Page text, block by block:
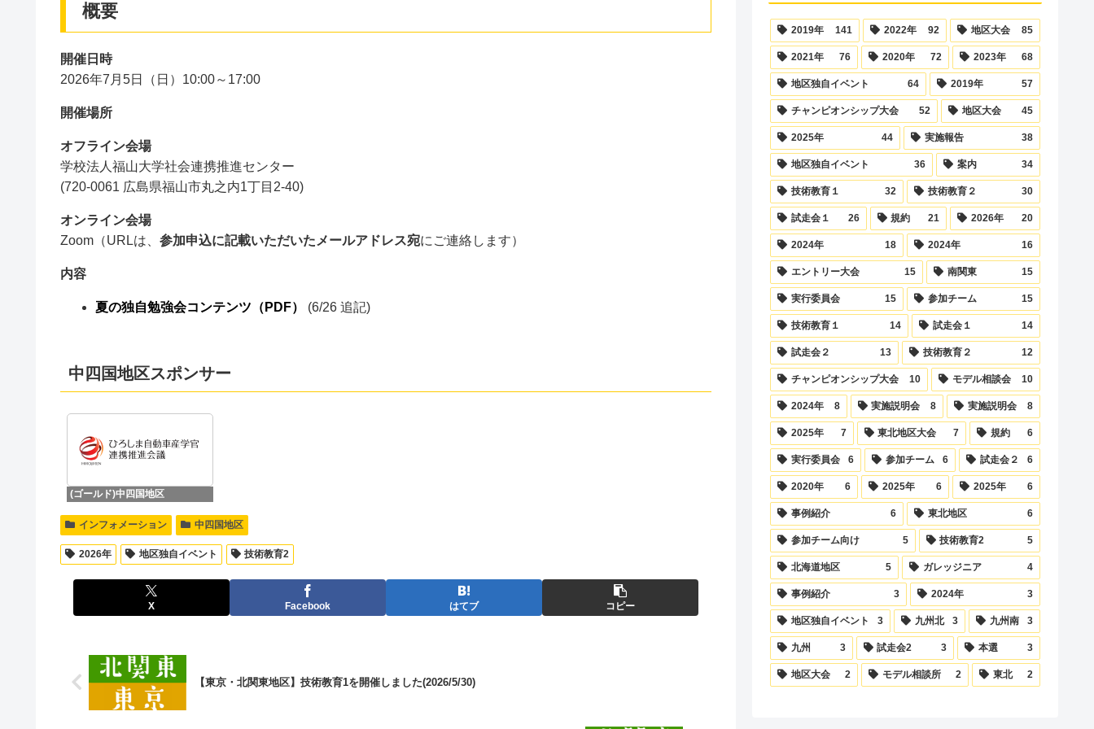
概要
開催日時
2026年7月5日（日）10:00～17:00
開催場所
オフライン会場
学校法人福山大学社会連携推進センター
(720-0061 広島県福山市丸之内1丁目2-40)
オンライン会場
Zoom（URLは、 参加申込に記載いただいたメールアドレス宛にご連絡します）
内容
夏の独自勉強会コンテンツ（PDF） (6/26 追記)
中四国地区スポンサー
(ゴールド)中四国地区
インフォメーション 中四国地区
2026年 地区独自イベント 技術教育2
X Facebook はてブ コピー
【東京・北関東地区】技術教育1を開催しました(2026/5/30)
2019年 141 2022年 92 地区大会 85
2021年 76 2020年 72 2023年 68
地区独自イベント 64 2019年 57
チャンピオンシップ大会 52 地区大会 45
2025年 44 実施報告 38
地区独自イベント 36 案内 34
技術教育１ 32 技術教育２ 30
試走会１ 26 規約 21 2026年 20
2024年 18 2024年 16
エントリー大会 15 南関東 15
実行委員会 15 参加チーム 15
技術教育１ 14 試走会１ 14
試走会２ 13 技術教育２ 12
チャンピオンシップ大会 10 モデル相談会 10
2024年 8 実施説明会 8 実施説明会 8
2025年 7 東北地区大会 7 規約 6
実行委員会 6 参加チーム 6 試走会２ 6
2020年 6 2025年 6 2025年 6
事例紹介 6 東北地区 6
参加チーム向け 5 技術教育2 5
北海道地区 5 ガレッジニア 4
事例紹介 3 2024年 3
地区独自イベント 3 九州北 3 九州南 3
九州 3 試走会2 3 本選 3
地区大会 2 モデル相談所 2 東北 2